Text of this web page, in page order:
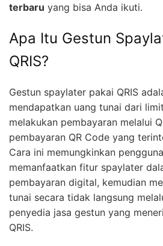
terbaru yang bisa Anda ikuti.
Apa Itu Gestun
QRIS?
Gestun spaylater pakai QRIS
mendapatkan uang tunai dari
melakukan pembayaran melalui
pembayaran QR Code yang
Cara ini memungkinkan
memanfaatkan fitur spaylater
pembayaran digital, kemudian
tunai secara tidak langsung
penyedia jasa gestun yang
QRIS.